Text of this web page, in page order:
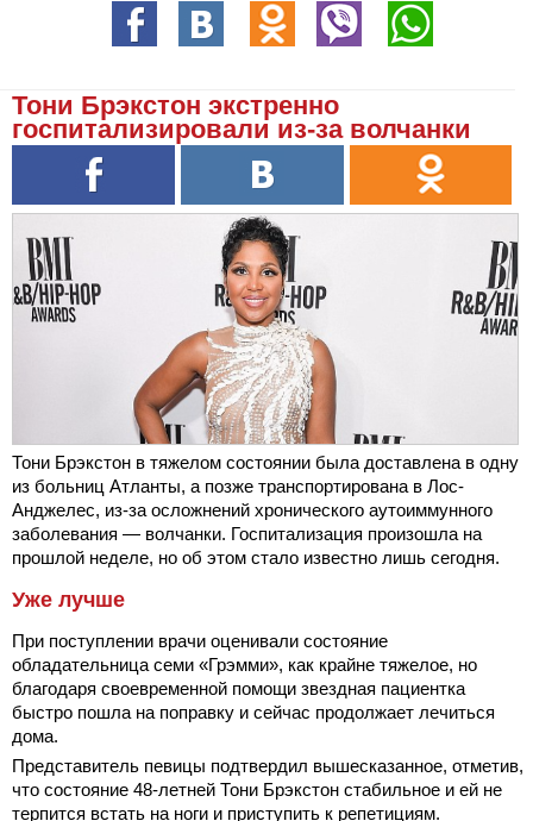
Тони Брэкстон экстренно
госпитализировали из-за волчанки
Тони Брэкстон в тяжелом состоянии была доставлена в одну
из больниц Атланты, а позже транспортирована в Лос-
Анджелес, из-за осложнений хронического аутоиммунного
заболевания — волчанки. Госпитализация произошла на
прошлой неделе, но об этом стало известно лишь сегодня.
Уже лучше
При поступлении врачи оценивали состояние
обладательница семи «Грэмми», как крайне тяжелое, но
благодаря своевременной помощи звездная пациентка
быстро пошла на поправку и сейчас продолжает лечиться
дома.
Представитель певицы подтвердил вышесказанное, отметив,
что состояние 48-летней Тони Брэкстон стабильное и ей не
терпится встать на ноги и приступить к репетициям.